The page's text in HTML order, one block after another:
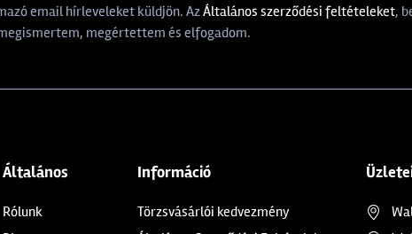
email hírleveleket küldjön. AzÁltalános szerződési feltételeket,
megértettem és elfogadom.
Általános
Rólunk
Információ
Törzsvásárlói kedvezmény